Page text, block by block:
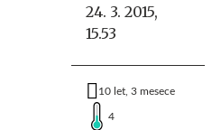
24. 3. 2015,
15.53
10 let, 3 mesece
4